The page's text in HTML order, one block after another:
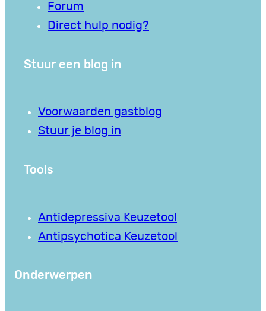
Forum
Direct hulp nodig?
Stuur een blog in
Voorwaarden gastblog
Stuur je blog in
Tools
Antidepressiva Keuzetool
Antipsychotica Keuzetool
Onderwerpen